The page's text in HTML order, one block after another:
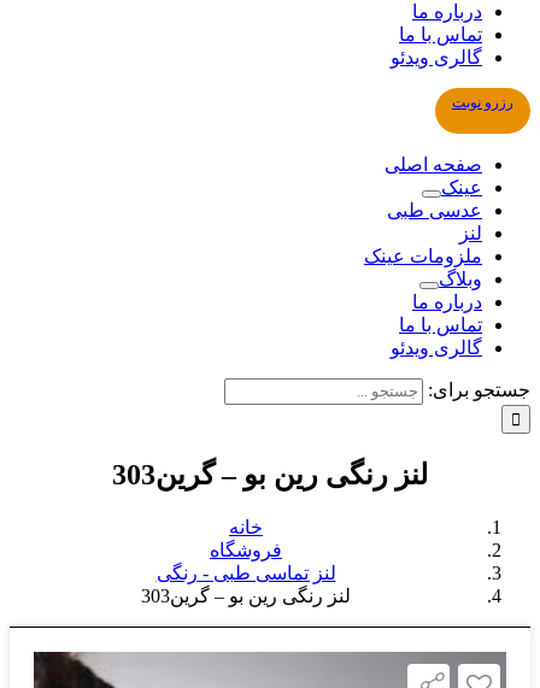
درباره ما
تماس با ما
گالری ویدئو
رزرو نوبت
صفحه اصلی
عینک
عدسی طبی
لنز
ملزومات عینک
وبلاگ
درباره ما
تماس با ما
گالری ویدئو
جستجو برای:
لنز رنگی رین بو – گرین303
خانه
فروشگاه
لنز تماسی طبی - رنگی
لنز رنگی رین بو – گرین303